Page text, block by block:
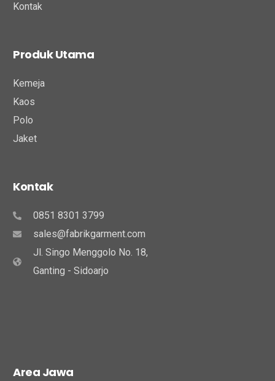
Kontak
Produk Utama
Kemeja
Kaos
Polo
Jaket
Kontak
0851 8301 3799
sales@fabrikgarment.com
Jl. Singo Menggolo No. 18,
Ganting - Sidoarjo
Area Jawa